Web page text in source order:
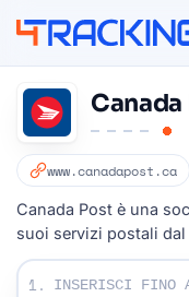
www.canadapost.ca
Canada Post è una
suoi servizi postali dal
Inserisci i numeri di
1.